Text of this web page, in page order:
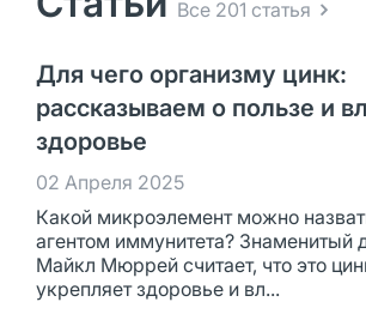
Все 201 статья
Для чего организму цинк:
рассказываем о пользе и
здоровье
02 Апреля 2025
Какой микроэлемент можно
агентом иммунитета? Знаменитый
Майкл Мюррей считает, что это
укрепляет здоровье и вл...